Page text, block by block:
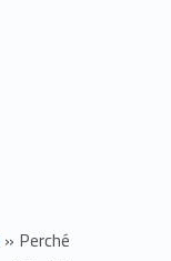
» Perché